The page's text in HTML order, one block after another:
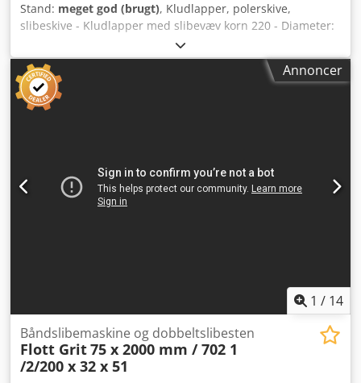
Stand: meget god (brugt), Kludlapper, polerskive,
slibeskive - Kludlapper med slibevæv korn 220 - Diameter:
Ø 160 mm - Bredde: 40 mm Dcodpfxsb A Nnko Algok -
Huldiameter: Ø 30 mm - Antal: 6 stk. børster tilgængelige -
Pris: pr. stk. - Vægt: 0,4 kg/stk.
Annoncer
1 / 14
Båndslibemaskine og dobbeltslibesten
Flott Grit75 x 2000 mm / 702 1
/2/200 x 32 x 51